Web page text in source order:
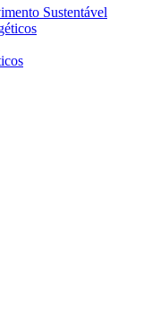
Sustentável